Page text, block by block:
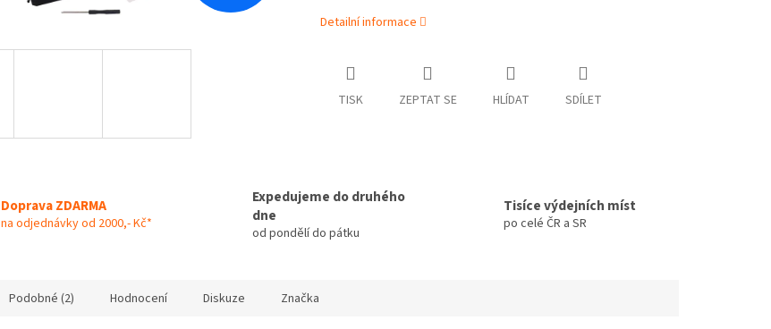
Detailní informace
TISK ZEPTAT SE HLÍDAT SDÍLET
Doprava ZDARMA
na odjednávky od 2000,- Kč*
Expedujeme do druhého
dne
od pondělí do pátku
Tisíce výdejních míst
po celé ČR a SR
Podobné (2) Hodnocení Diskuze Značka